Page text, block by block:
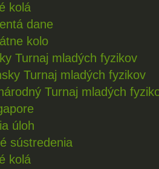
kolá
dane
kolo
Turnaj mladých fyzikov
Turnaj mladých fyzikov
Turnaj mladých
úloh
sústredenia
kolá